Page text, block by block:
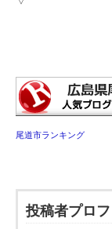
尾道市ランキング
投稿者プロ